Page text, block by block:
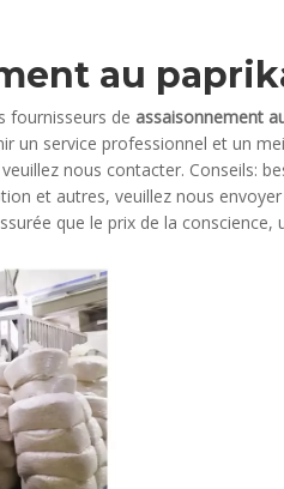
au
fournisseurs de assaisonnement
un service professionnel et un
veuillez nous contacter. Conseils:
et autres, veuillez nous
que le prix de la conscience,